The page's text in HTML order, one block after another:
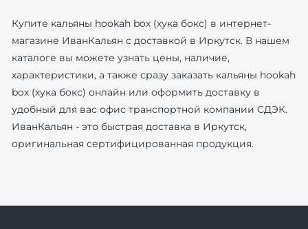
Купите кальяны hookah box (хука бокс) в интернет-
магазине ИванКальян с доставкой в Иркутск. В нашем
каталоге вы можете узнать цены, наличие,
характеристики, а также сразу заказать кальяны hookah
box (хука бокс) онлайн или оформить доставку в
удобный для вас офис транспортной компании СДЭК.
ИванКальян - это быстрая доставка в Иркутск,
оригинальная сертифицированная продукция.